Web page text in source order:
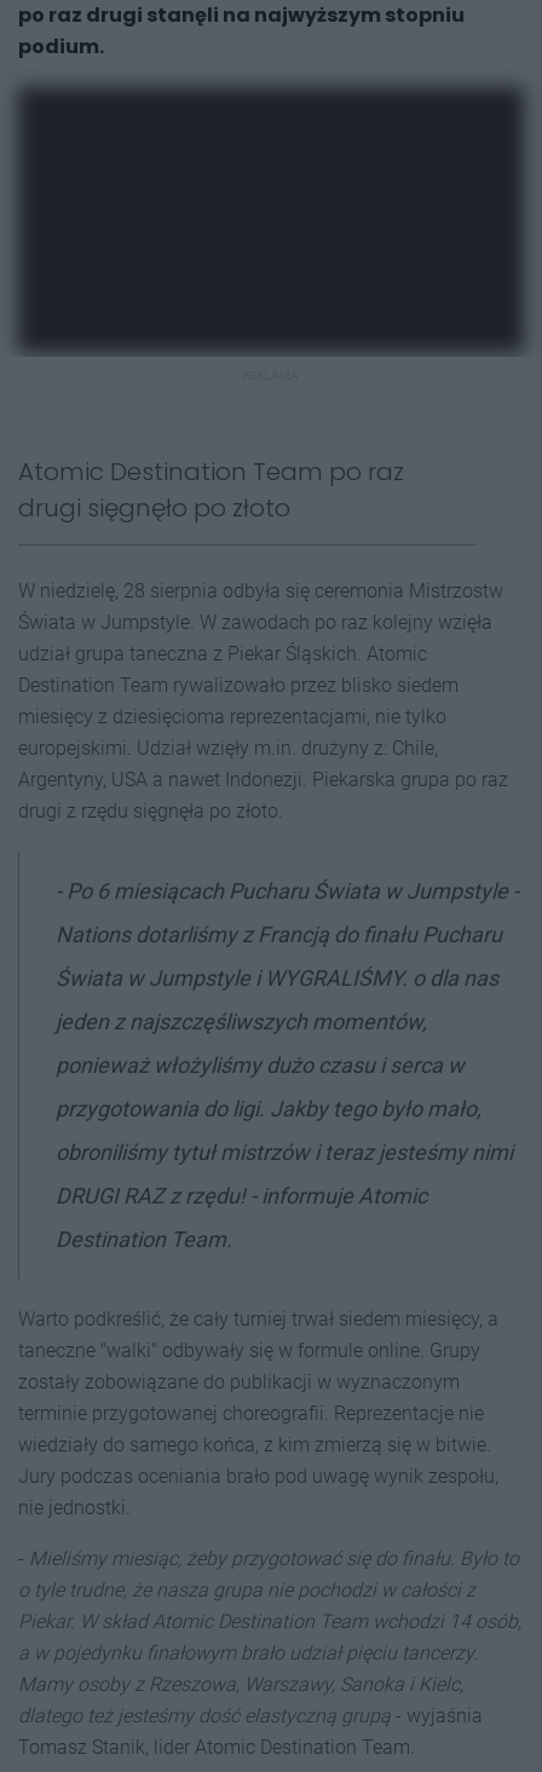
po raz drugi stanęli na najwyższym stopniu
podium.
Atomic Destination Team po raz
drugi sięgnęło po złoto
W niedzielę, 28 sierpnia odbyła się ceremonia Mistrzostw
Świata w Jumpstyle. W zawodach po raz kolejny wzięła
udział grupa taneczna z Piekar Śląskich. Atomic
Destination Team rywalizowało przez blisko siedem
miesięcy z dziesięcioma reprezentacjami, nie tylko
europejskimi. Udział wzięły m.in. drużyny z: Chile,
Argentyny, USA a nawet Indonezji. Piekarska grupa po raz
drugi z rzędu sięgnęła po złoto.
- Po 6 miesiącach Pucharu Świata w Jumpstyle -
Nations dotarliśmy z Francją do finału Pucharu
Świata w Jumpstyle i WYGRALIŚMY. o dla nas
jeden z najszczęśliwszych momentów,
ponieważ włożyliśmy dużo czasu i serca w
przygotowania do ligi. Jakby tego było mało,
obroniliśmy tytuł mistrzów i teraz jesteśmy nimi
DRUGI RAZ z rzędu!- informuje Atomic
Destination Team.
Warto podkreślić, że cały turniej trwał siedem miesięcy, a
taneczne "walki" odbywały się w formule online. Grupy
zostały zobowiązane do publikacji w wyznaczonym
terminie przygotowanej choreografii. Reprezentacje nie
wiedziały do samego końca, z kim zmierzą się w bitwie.
Jury podczas oceniania brało pod uwagę wynik zespołu,
nie jednostki.
- Mieliśmy miesiąc, żeby przygotować się do finału. Było to
o tyle trudne, że nasza grupa nie pochodzi w całości z
Piekar. W skład Atomic Destination Team wchodzi 14 osób,
a w pojedynku finałowym brało udział pięciu tancerzy.
Mamy osoby z Rzeszowa, Warszawy, Sanoka i Kielc,
dlatego też jesteśmy dość elastyczną grupą - wyjaśnia
Tomasz Stanik, lider Atomic Destination Team.